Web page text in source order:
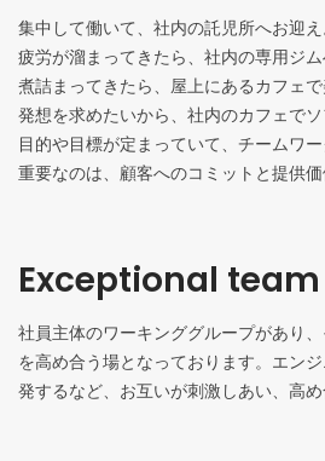
集中して働いて、社内の託児所へお迎え
疲労が溜まってきたら、社内の専用ジム
煮詰まってきたら、屋上にあるカフェ
発想を求めたいから、社内のカフェで
目的や目標が定まっていて、チームワ
Exceptional
社員主体のワーキンググループがあり
を高め合う場となっております。エン
発するなど、お互いが刺激しあい、高め